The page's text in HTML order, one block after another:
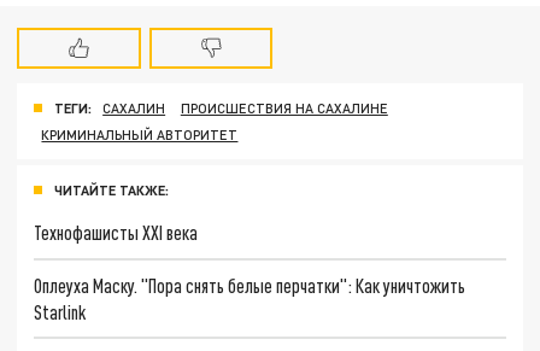
ТЕГИ: САХАЛИН
ПРОИСШЕСТВИЯ НА САХАЛИНЕ
КРИМИНАЛЬНЫЙ АВТОРИТЕТ
ЧИТАЙТЕ ТАКЖЕ:
Технофашисты XXI века
Оплеуха Маску. "Пора снять белые перчатки": Как уничтожить
Starlink